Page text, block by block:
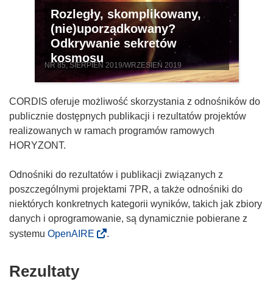
Rozległy, skomplikowany,
(nie)uporządkowany?
Odkrywanie sekretów
kosmosu
NR 85, SIERPIEŃ 2019/WRZESIEŃ 2019
CORDIS oferuje możliwość skorzystania z odnośników do
publicznie dostępnych publikacji i rezultatów projektów
realizowanych w ramach programów ramowych
HORYZONT.
Odnośniki do rezultatów i publikacji związanych z
poszczególnymi projektami 7PR, a także odnośniki do
niektórych konkretnych kategorii wyników, takich jak zbiory
danych i oprogramowanie, są dynamicznie pobierane z
systemu OpenAIRE .
Rezultaty